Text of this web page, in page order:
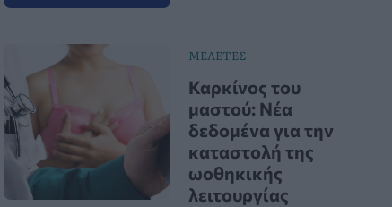
ΜΕΛΕΤΕΣ
Καρκίνος του
μαστού: Νέα
δεδομένα για την
καταστολή της
ωοθηκικής
λειτουργίας